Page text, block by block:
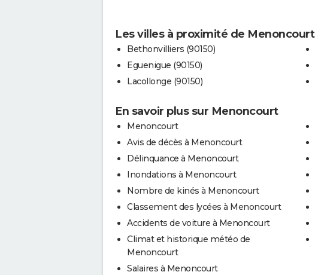
Les villes à proximité de Menoncourt
Bethonvilliers (90150)
Eguenigue (90150)
Lacollonge (90150)
En savoir plus sur Menoncourt
Menoncourt
Avis de décès à Menoncourt
Délinquance à Menoncourt
Inondations à Menoncourt
Nombre de kinés à Menoncourt
Classement des lycées à Menoncourt
Accidents de voiture à Menoncourt
Climat et historique météo de
Menoncourt
Salaires à Menoncourt